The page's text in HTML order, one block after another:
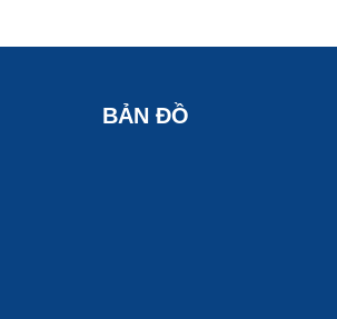
BẢN ĐỒ